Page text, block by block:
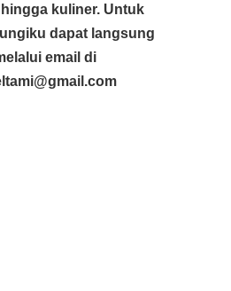
hingga kuliner. Untuk
dapat langsung
email di